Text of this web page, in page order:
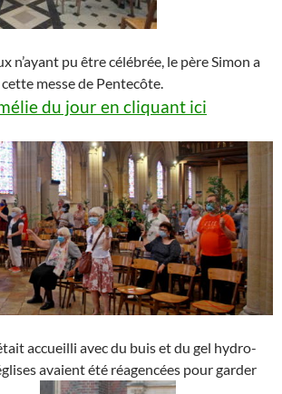
n’ayant pu être célébrée, le père Simon a
messe de Pentecôte.
du jour en cliquant ici
accueilli avec du buis et du gel hydro-
avaient été réagencées pour garder